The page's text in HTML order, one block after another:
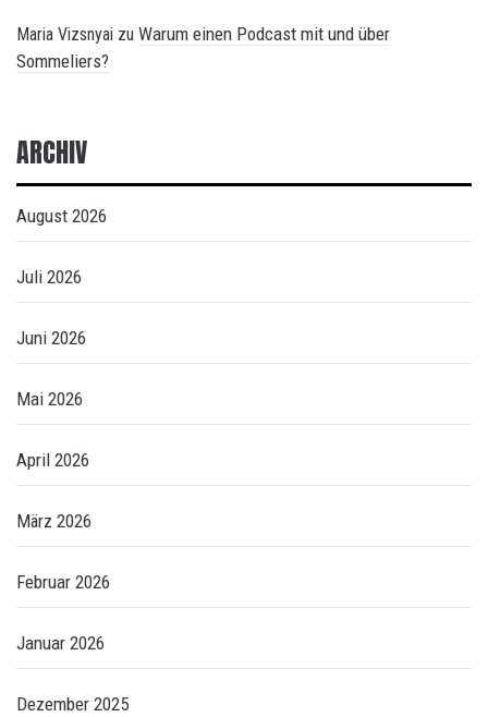
Maria Vizsnyai zu Warum einen Podcast mit und über
Sommeliers?
ARCHIV
August 2026
Juli 2026
Juni 2026
Mai 2026
April 2026
März 2026
Februar 2026
Januar 2026
Dezember 2025